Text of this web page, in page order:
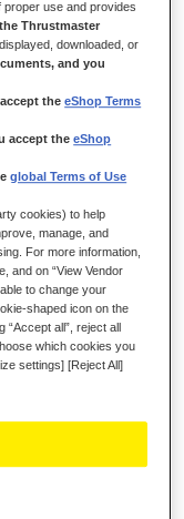
use and provides
Thrustmaster
downloaded, or
and you
accept theeShop Terms
accept theeShop
global Terms of Use
cookies) to help
manage, and
For more information,
and on “View Vendor
to change your
shaped icon on the
“Accept all”, reject all
which cookies you
settings] [Reject All]